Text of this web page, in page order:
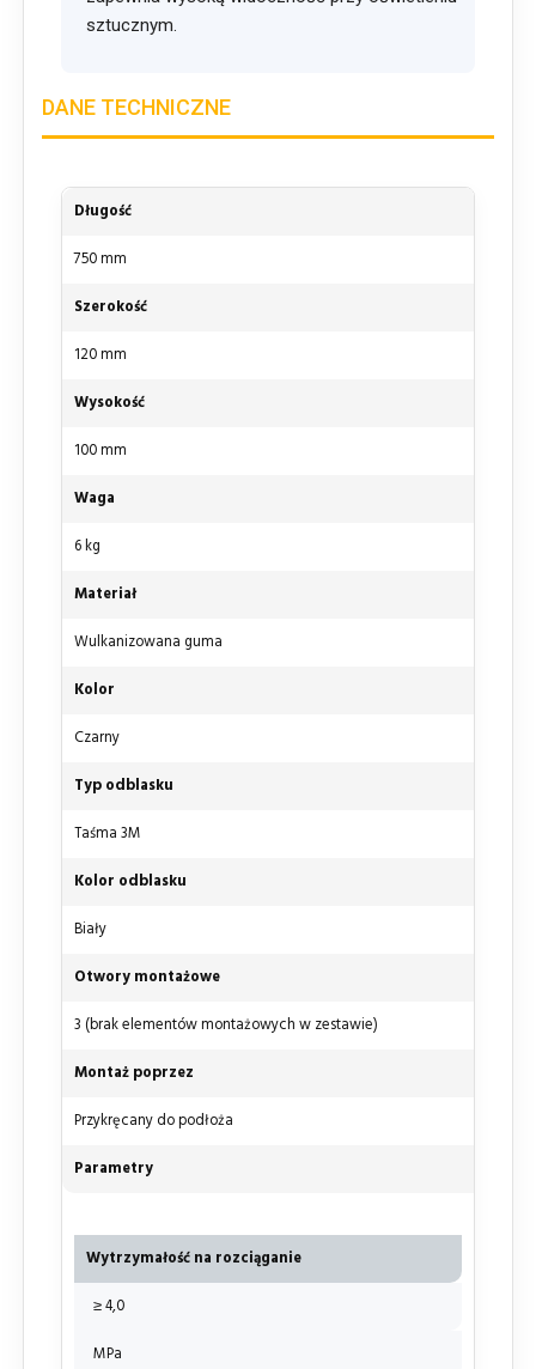
sztucznym.
DANE TECHNICZNE
Długość
750 mm
Szerokość
120 mm
Wysokość
100 mm
Waga
6 kg
Materiał
Wulkanizowana guma
Kolor
Czarny
Typ odblasku
Taśma 3M
Kolor odblasku
Biały
Otwory montażowe
3 (brak elementów montażowych w zestawie)
Montaż poprzez
Przykręcany do podłoża
Parametry
Wytrzymałość na rozciąganie
≥ 4,0
MPa